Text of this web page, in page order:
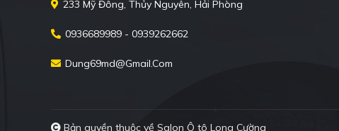
233 Mỹ Đông, Thủy Nguyên, Hải Phòng
0936689989 - 0939262662
Dung69md@gmail.com
Bản quyền thuộc về Salon Ô tô Long Cường